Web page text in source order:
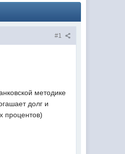
#1
методике
долг и
процентов)